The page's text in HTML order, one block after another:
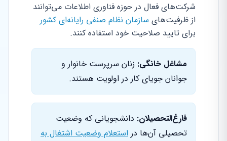
شرکت‌های فعال در حوزه فناوری اطلاعات می‌توانند
از ظرفیت‌های سازمان نظام صنفی رایانه‌ای کشور
برای تایید صلاحیت خود استفاده کنند.
مشاغل خانگی: زنان سرپرست خانوار و
جوانان جویای کار در اولویت هستند.
فارغ‌التحصیلان: دانشجویانی که وضعیت
تحصیلی آن‌ها در استعلام وضعیت اشتغال به